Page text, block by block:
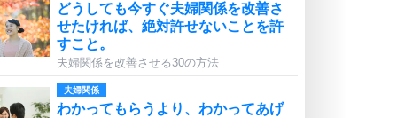
どうしても今すぐ夫婦関係を改善さ
せたければ、絶対許せないことを許
すこと。
夫婦関係を改善させる30の方法
夫婦関係
わかってもらうより、わかってあげ